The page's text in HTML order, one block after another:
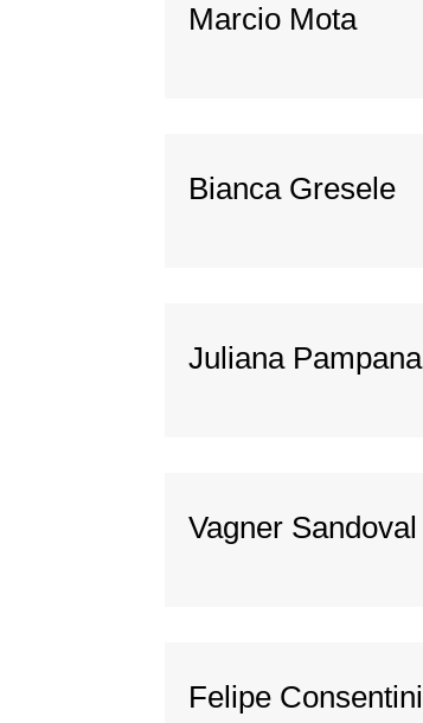
Marcio Mota
Bianca Gresele
Juliana Pampana
Vagner Sandoval
Felipe Consentini